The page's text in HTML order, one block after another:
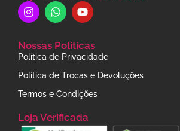
Nossas Políticas
Política de Privacidade
Política de Trocas e Devoluções
Termos e Condições
Loja Verificada